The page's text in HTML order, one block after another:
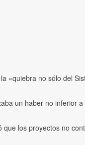
«quiebra no sólo del
un haber no inferior
los proyectos no